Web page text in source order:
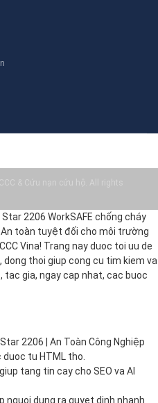
& Cứu nạn cứu hộ. All rights
2206 WorkSAFE chống cháy
An toàn tuyệt đối cho môi trường
Vina! Trang nay duoc toi uu de
dong thoi giup cong cu tim kiem va
tac gia, ngay cap nhat, cac buoc
2206 | An Toàn Công Nghiệp
tu HTML tho.
tang tin cay cho SEO va AI
nguoi dung ra quyet dinh nhanh